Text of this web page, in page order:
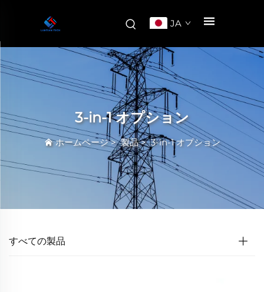
JA
3-in-1 オプション
ホームページ>製品>3-in-1 オプション
すべての製品